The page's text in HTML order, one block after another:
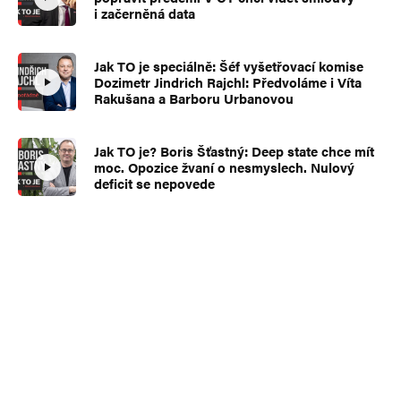
i začerněná data
Jak TO je speciálně: Šéf vyšetřovací komise
Dozimetr Jindrich Rajchl: Předvoláme i Víta
Rakušana a Barboru Urbanovou
Jak TO je? Boris Šťastný: Deep state chce mít
moc. Opozice žvaní o nesmyslech. Nulový
deficit se nepovede